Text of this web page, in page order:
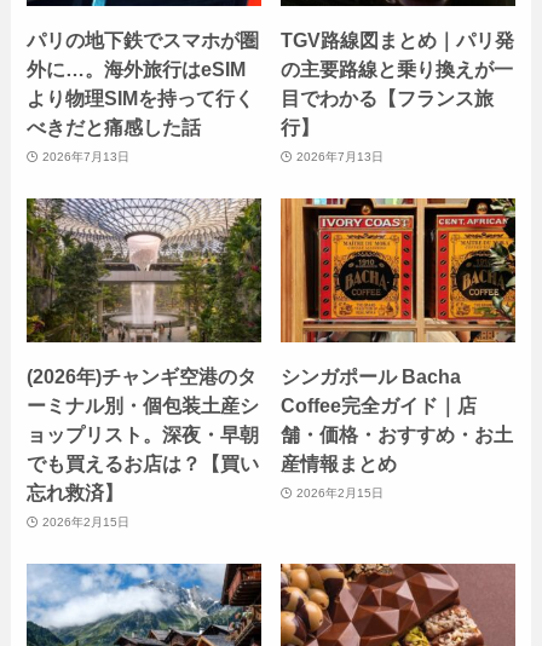
パリの地下鉄でスマホが圏
外に…。海外旅行はeSIM
より物理SIMを持って行く
べきだと痛感した話
2026年7月13日
TGV路線図まとめ｜パリ発
の主要路線と乗り換えが一
目でわかる【フランス旅
行】
2026年7月13日
(2026年)チャンギ空港のタ
ーミナル別・個包装土産シ
ョップリスト。深夜・早朝
でも買えるお店は？【買い
忘れ救済】
2026年2月15日
シンガポール Bacha
Coffee完全ガイド｜店
舗・価格・おすすめ・お土
産情報まとめ
2026年2月15日